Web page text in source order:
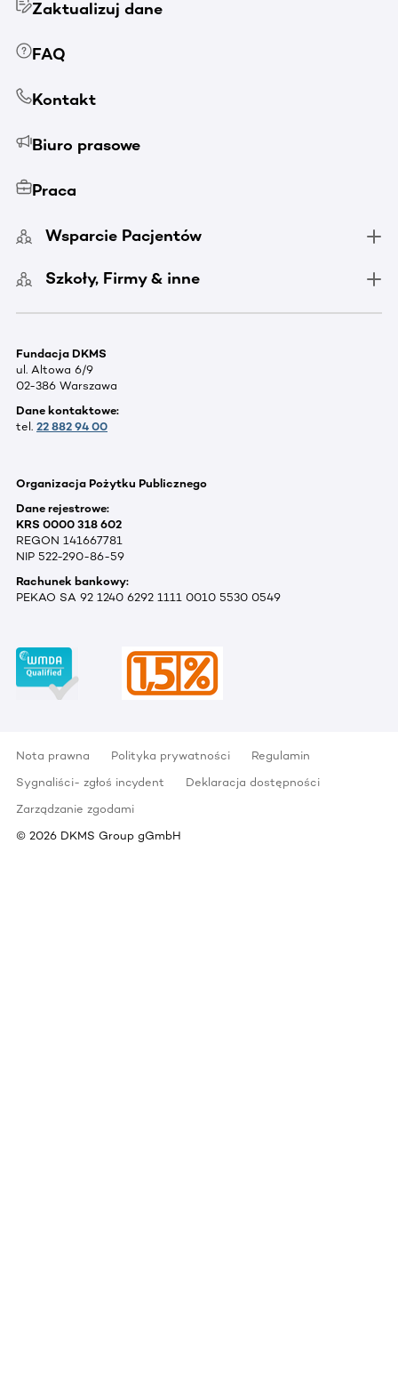
Zaktualizuj dane
FAQ
Kontakt
Biuro prasowe
Praca
Wsparcie Pacjentów
Szkoły, Firmy & inne
Fundacja DKMS
ul. Altowa 6/9
02-386 Warszawa
Dane kontaktowe:
tel. 22 882 94 00
Organizacja Pożytku Publicznego
Dane rejestrowe:
KRS 0000 318 602
REGON 141667781
NIP 522-290-86-59
Rachunek bankowy:
PEKAO SA 92 1240 6292 1111 0010 5530 0549
Nota prawna Polityka prywatności
Regulamin
Sygnaliści- zgłoś incydent
Deklaracja dostępności
Zarządzanie zgodami
© 2026 DKMS Group gGmbH